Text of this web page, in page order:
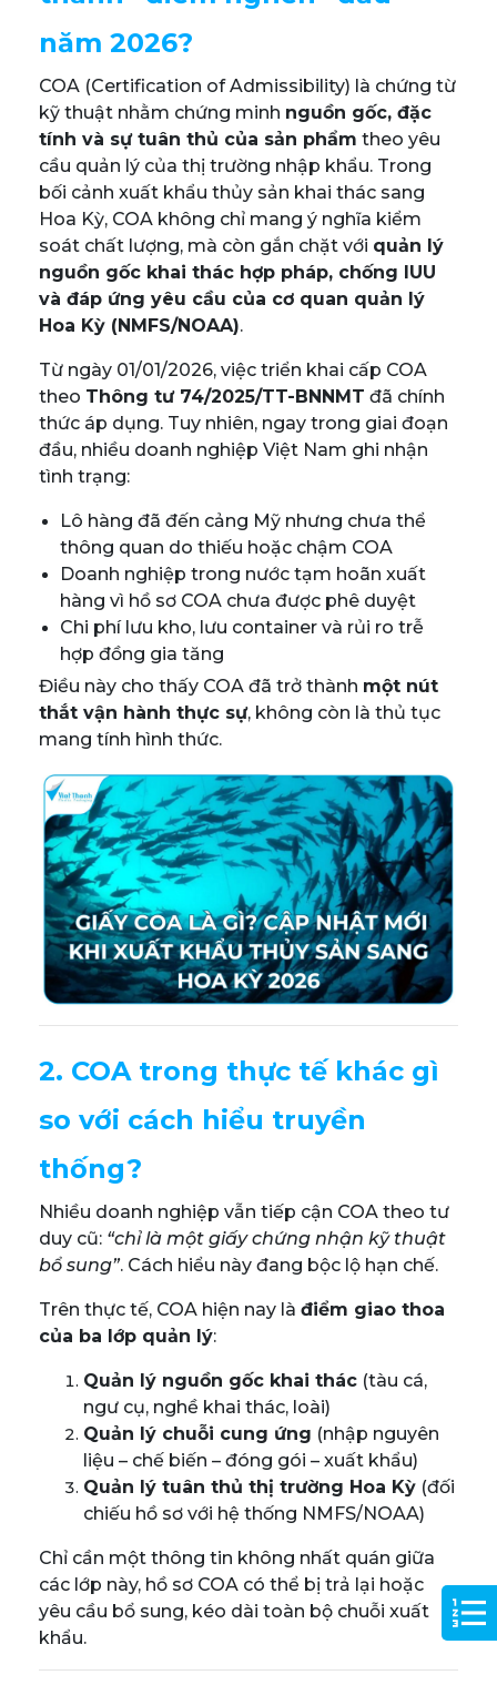
năm 2026?
COA (Certification of Admissibility) là chứng từ
kỹ thuật nhằm chứng minh nguồn gốc, đặc
tính và sự tuân thủ của sản phẩm theo yêu
cầu quản lý của thị trường nhập khẩu. Trong
bối cảnh xuất khẩu thủy sản khai thác sang
Hoa Kỳ, COA không chỉ mang ý nghĩa kiểm
soát chất lượng, mà còn gắn chặt với quản lý
nguồn gốc khai thác hợp pháp, chống IUU
và đáp ứng yêu cầu của cơ quan quản lý
Hoa Kỳ (NMFS/NOAA).
Từ ngày 01/01/2026, việc triển khai cấp COA
theo Thông tư 74/2025/TT-BNNMT đã chính
thức áp dụng. Tuy nhiên, ngay trong giai đoạn
đầu, nhiều doanh nghiệp Việt Nam ghi nhận
tình trạng:
Lô hàng đã đến cảng Mỹ nhưng chưa thể
thông quan do thiếu hoặc chậm COA
Doanh nghiệp trong nước tạm hoãn xuất
hàng vì hồ sơ COA chưa được phê duyệt
Chi phí lưu kho, lưu container và rủi ro trễ
hợp đồng gia tăng
Điều này cho thấy COA đã trở thành một nút
thắt vận hành thực sự, không còn là thủ tục
mang tính hình thức.
2. COA trong thực tế khác gì
so với cách hiểu truyền
thống?
Nhiều doanh nghiệp vẫn tiếp cận COA theo tư
duy cũ: “chỉ là một giấy chứng nhận kỹ thuật
bổ sung”. Cách hiểu này đang bộc lộ hạn chế.
Trên thực tế, COA hiện nay là điểm giao thoa
của ba lớp quản lý:
Quản lý nguồn gốc khai thác (tàu cá,
ngư cụ, nghề khai thác, loài)
Quản lý chuỗi cung ứng (nhập nguyên
liệu – chế biến – đóng gói – xuất khẩu)
Quản lý tuân thủ thị trường Hoa Kỳ (đối
chiếu hồ sơ với hệ thống NMFS/NOAA)
Chỉ cần một thông tin không nhất quán giữa
các lớp này, hồ sơ COA có thể bị trả lại hoặc
yêu cầu bổ sung, kéo dài toàn bộ chuỗi xuất
khẩu.